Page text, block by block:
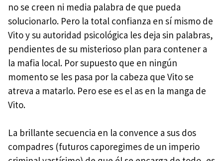
no se creen ni media palabra de que pueda
solucionarlo. Pero la total confianza en sí mismo de
Vito y su autoridad psicológica les deja sin palabras,
pendientes de su misterioso plan para contener a
la mafia local. Por supuesto que en ningún
momento se les pasa por la cabeza que Vito se
atreva a matarlo. Pero ese es el as en la manga de
Vito.
La brillante secuencia en la convence a sus dos
compadres (futuros caporegimes de un imperio